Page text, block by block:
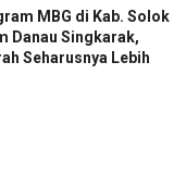
MBG di Kab. Solok
Danau Singkarak,
Seharusnya Lebih